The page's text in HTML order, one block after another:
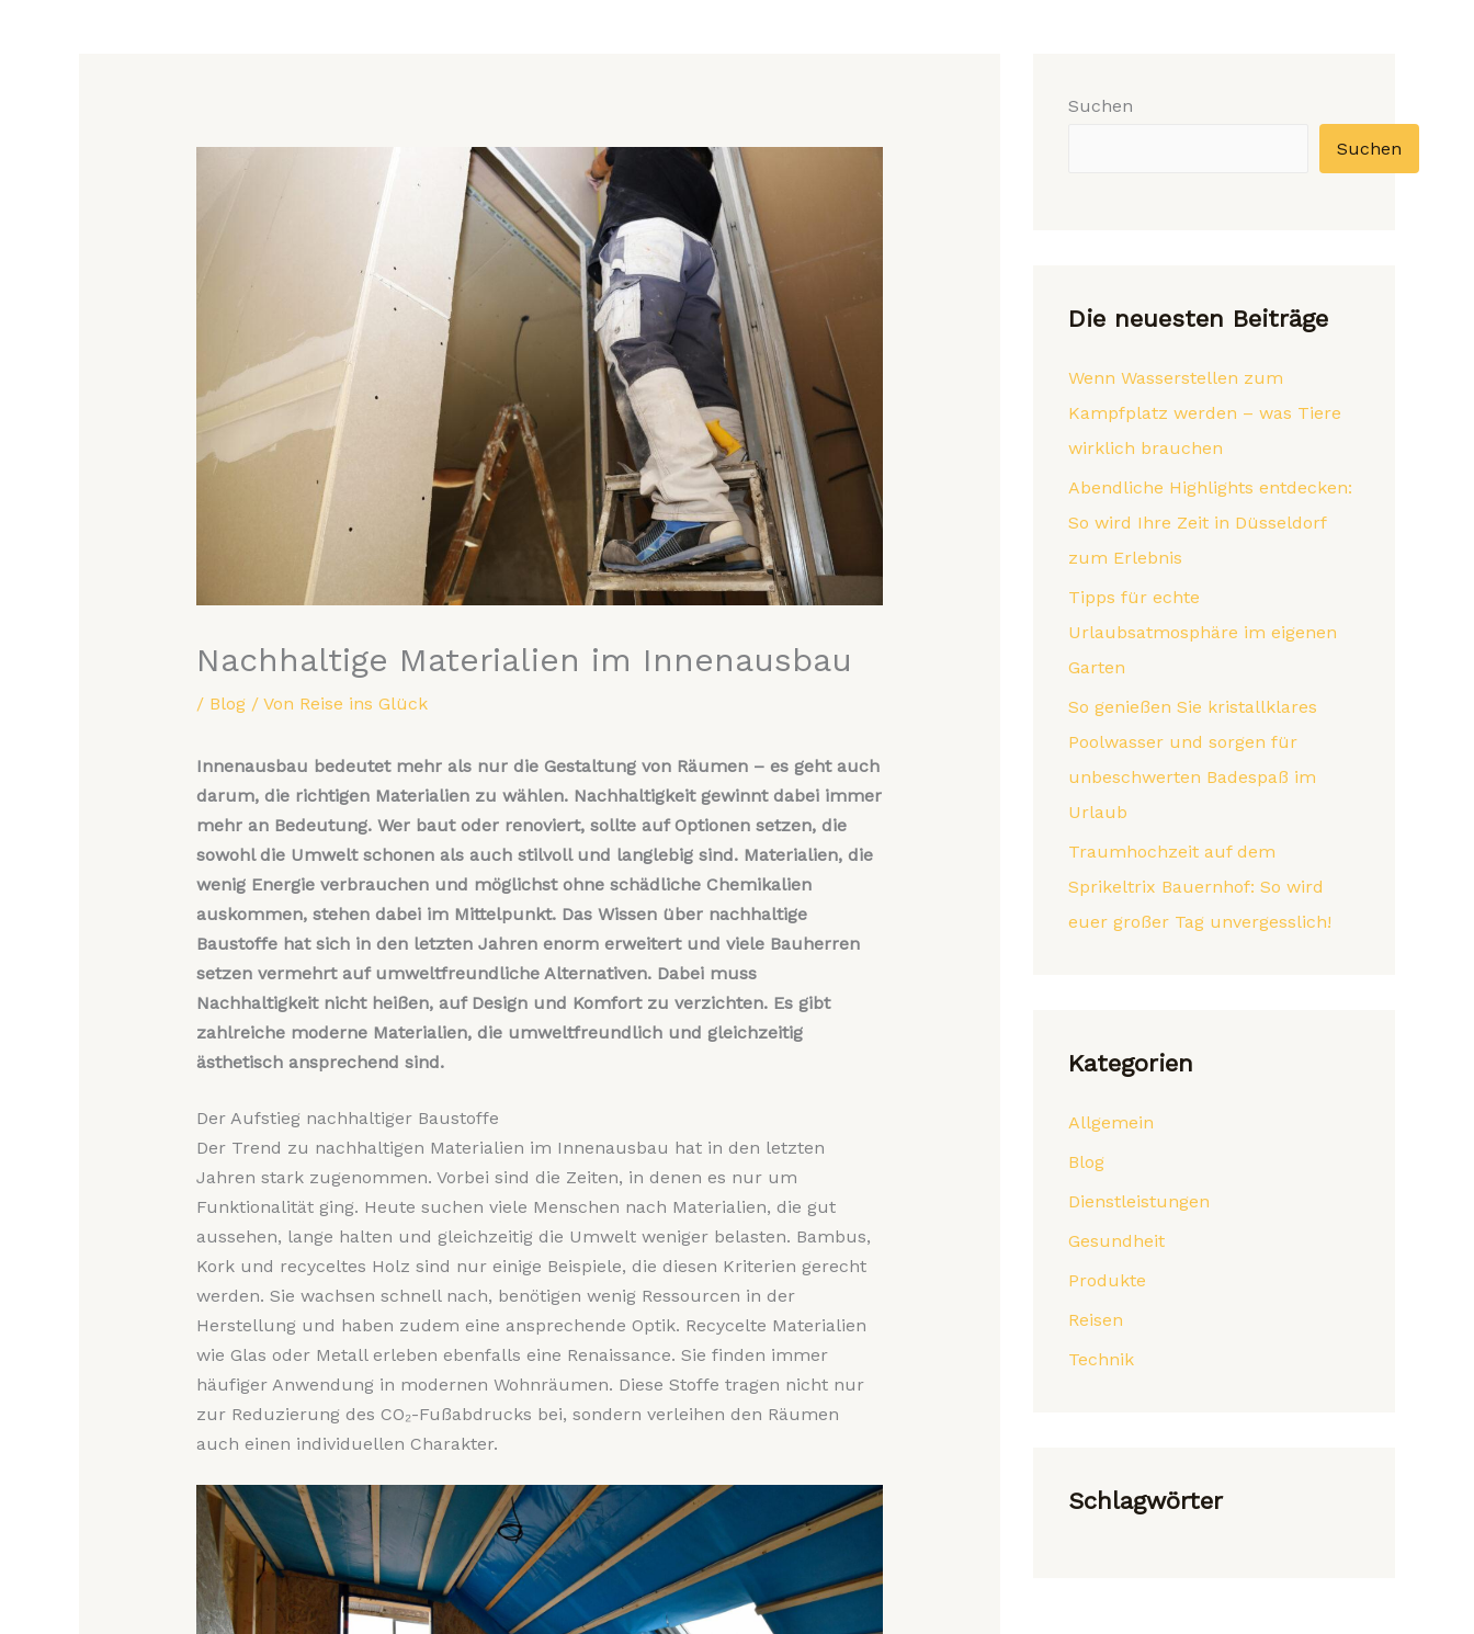
Nachhaltige Materialien im Innenausbau
/ Blog/ Von Reise ins Glück
Innenausbau bedeutet mehr als nur die Gestaltung von Räumen – es geht auch
darum, die richtigen Materialien zu wählen. Nachhaltigkeit gewinnt dabei immer
mehr an Bedeutung. Wer baut oder renoviert, sollte auf Optionen setzen, die
sowohl die Umwelt schonen als auch stilvoll und langlebig sind. Materialien, die
wenig Energie verbrauchen und möglichst ohne schädliche Chemikalien
auskommen, stehen dabei im Mittelpunkt. Das Wissen über nachhaltige
Baustoffe hat sich in den letzten Jahren enorm erweitert und viele Bauherren
setzen vermehrt auf umweltfreundliche Alternativen. Dabei muss
Nachhaltigkeit nicht heißen, auf Design und Komfort zu verzichten. Es gibt
zahlreiche moderne Materialien, die umweltfreundlich und gleichzeitig
ästhetisch ansprechend sind.
Der Aufstieg nachhaltiger Baustoffe
Der Trend zu nachhaltigen Materialien im Innenausbau hat in den letzten
Jahren stark zugenommen. Vorbei sind die Zeiten, in denen es nur um
Funktionalität ging. Heute suchen viele Menschen nach Materialien, die gut
aussehen, lange halten und gleichzeitig die Umwelt weniger belasten. Bambus,
Kork und recyceltes Holz sind nur einige Beispiele, die diesen Kriterien gerecht
werden. Sie wachsen schnell nach, benötigen wenig Ressourcen in der
Herstellung und haben zudem eine ansprechende Optik. Recycelte Materialien
wie Glas oder Metall erleben ebenfalls eine Renaissance. Sie finden immer
häufiger Anwendung in modernen Wohnräumen. Diese Stoffe tragen nicht nur
zur Reduzierung des CO₂-Fußabdrucks bei, sondern verleihen den Räumen
auch einen individuellen Charakter.
Suchen
Suchen
Die neuesten Beiträge
Wenn Wasserstellen zum
Kampfplatz werden – was Tiere
wirklich brauchen
Abendliche Highlights entdecken:
So wird Ihre Zeit in Düsseldorf
zum Erlebnis
Tipps für echte
Urlaubsatmosphäre im eigenen
Garten
So genießen Sie kristallklares
Poolwasser und sorgen für
unbeschwerten Badespaß im
Urlaub
Traumhochzeit auf dem
Sprikeltrix Bauernhof: So wird
euer großer Tag unvergesslich!
Kategorien
Allgemein
Blog
Dienstleistungen
Gesundheit
Produkte
Reisen
Technik
Schlagwörter